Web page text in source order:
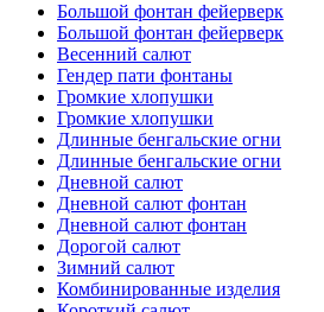
Большой фонтан фейерверк
Большой фонтан фейерверк
Весенний салют
Гендер пати фонтаны
Громкие хлопушки
Громкие хлопушки
Длинные бенгальские огни
Длинные бенгальские огни
Дневной салют
Дневной салют фонтан
Дневной салют фонтан
Дорогой салют
Зимний салют
Комбинированные изделия